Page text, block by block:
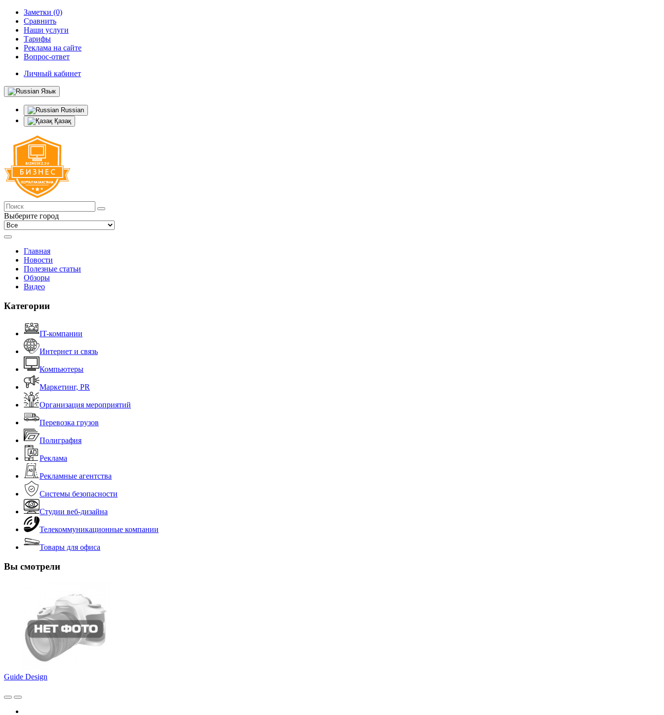
Заметки (0)
Сравнить
Наши услуги
Тарифы
Реклама на сайте
Вопрос-ответ
Личный кабинет
Язык
Russian
Қазақ
Выберите город
Главная
Новости
Полезные статьи
Обзоры
Видео
Категории
IT-компании
Интернет и связь
Компьютеры
Маркетинг, PR
Организация мероприятий
Перевозка грузов
Полиграфия
Реклама
Рекламные агентства
Системы безопасности
Студии веб-дизайна
Телекоммуникационные компании
Товары для офиса
Вы смотрели
Guide Design